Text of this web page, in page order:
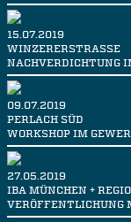
15.07.2019
WINZERERSTRASSE
NACHVERDICHTUNG
09.07.2019
PERLACH SÜD
WORKSHOP IM
27.05.2019
IBA MÜNCHEN +